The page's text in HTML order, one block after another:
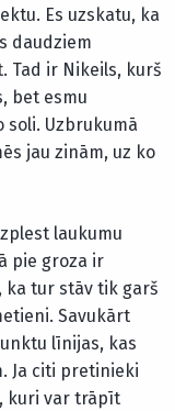
Es uzskatu, ka
daudziem
Tad ir Nikeils, kurš
bet esmu
soli. Uzbrukumā
jau zinām, uz ko
laukumu
pie groza ir
ka tur stāv tik garš
Savukārt
līnijas, kas
Ja citi pretinieki
kuri var trāpīt